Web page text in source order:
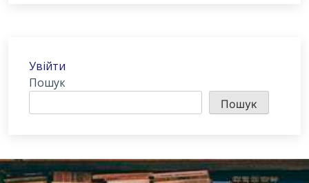
Увійти
Пошук
Пошук